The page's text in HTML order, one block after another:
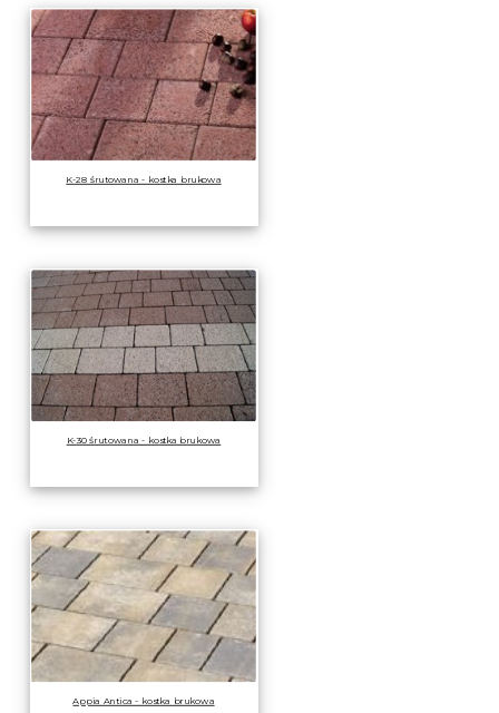
K-28 śrutowana - kostka brukowa
K-30 śrutowana - kostka brukowa
Appia Antica - kostka brukowa